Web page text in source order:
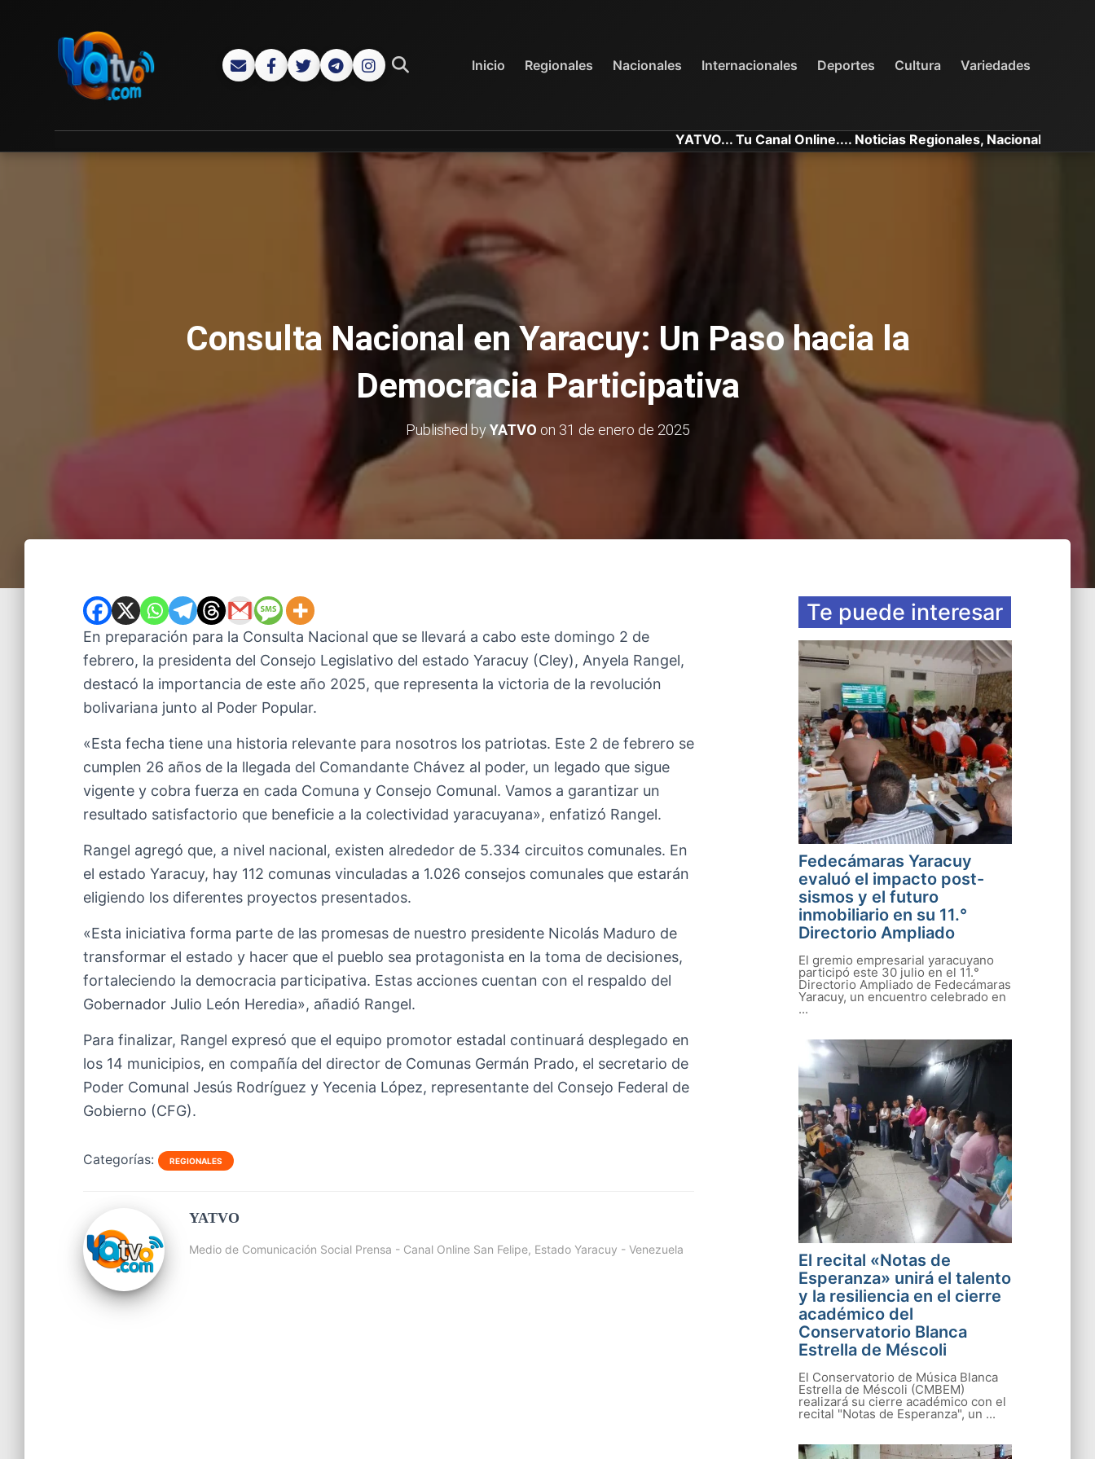
Inicio Regionales Nacionales Internacionales Deportes Cultura Variedades
YATVO... Tu Canal Online.... Noticias Regionales, Nacionales e
Consulta Nacional en Yaracuy: Un Paso hacia la
Democracia Participativa
Published byYATVO on 31 de enero de 2025
En preparación para la Consulta Nacional que se llevará a cabo este domingo 2 de
febrero, la presidenta del Consejo Legislativo del estado Yaracuy (Cley), Anyela Rangel,
destacó la importancia de este año 2025, que representa la victoria de la revolución
bolivariana junto al Poder Popular.
«Esta fecha tiene una historia relevante para nosotros los patriotas. Este 2 de febrero se
cumplen 26 años de la llegada del Comandante Chávez al poder, un legado que sigue
vigente y cobra fuerza en cada Comuna y Consejo Comunal. Vamos a garantizar un
resultado satisfactorio que beneficie a la colectividad yaracuyana», enfatizó Rangel.
Rangel agregó que, a nivel nacional, existen alrededor de 5.334 circuitos comunales. En
el estado Yaracuy, hay 112 comunas vinculadas a 1.026 consejos comunales que estarán
eligiendo los diferentes proyectos presentados.
«Esta iniciativa forma parte de las promesas de nuestro presidente Nicolás Maduro de
transformar el estado y hacer que el pueblo sea protagonista en la toma de decisiones,
fortaleciendo la democracia participativa. Estas acciones cuentan con el respaldo del
Gobernador Julio León Heredia», añadió Rangel.
Para finalizar, Rangel expresó que el equipo promotor estadal continuará desplegado en
los 14 municipios, en compañía del director de Comunas Germán Prado, el secretario de
Poder Comunal Jesús Rodríguez y Yecenia López, representante del Consejo Federal de
Gobierno (CFG).
Categorías: REGIONALES
YATVO
Medio de Comunicación Social Prensa - Canal Online San Felipe, Estado Yaracuy - Venezuela
Te puede interesar
Fedecámaras Yaracuy
evaluó el impacto post-
sismos y el futuro
inmobiliario en su 11.°
Directorio Ampliado
El gremio empresarial yaracuyano
participó este 30 julio en el 11.°
Directorio Ampliado de Fedecámaras
Yaracuy, un encuentro celebrado en
...
El recital «Notas de
Esperanza» unirá el talento
y la resiliencia en el cierre
académico del
Conservatorio Blanca
Estrella de Méscoli
El Conservatorio de Música Blanca
Estrella de Méscoli (CMBEM)
realizará su cierre académico con el
recital "Notas de Esperanza", un ...